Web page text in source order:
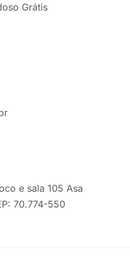
Grátis
e sala 105 Asa
70.774-550